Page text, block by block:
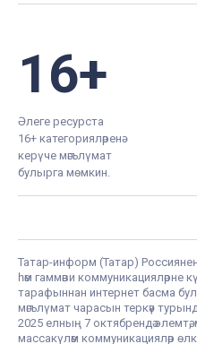
16+
Әлеге ресурста
16+ категорияләренә
керүче мәгълүмат
булырга мөмкин.
Татар-информ (Татар) Россиянең
һәм гаммәви коммуникацияләрне
тарафыннан интернет басма
мәгълүмат чарасын теркәү
2025 елның 7 октябрендә элемтә,
массакүләм коммуникацияләр